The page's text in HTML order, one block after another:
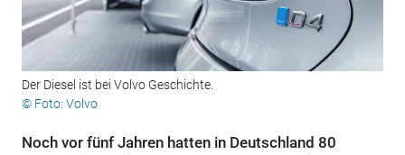
Der Diesel ist bei Volvo Geschichte.
© Foto: Volvo
Noch vor fünf Jahren hatten in Deutschland 80